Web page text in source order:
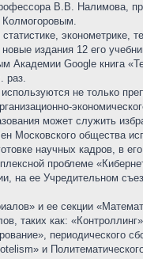
В.В. Налимова,
Колмогоровым.
эконометрике,
издания 12 его
Google книга
раз.
не только
может служить
Московского общества
научных кадров, в
проблеме
на ее Учредительном
и ее секции
таких как:
периодического
и